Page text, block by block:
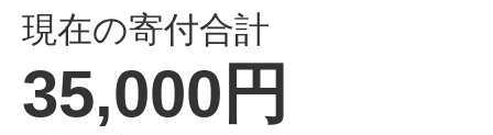
現在の寄付合計
35,000円